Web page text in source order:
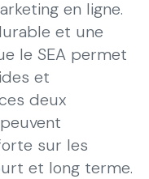
en ligne.
et une
le SEA permet
et
deux
sur les
et long terme.